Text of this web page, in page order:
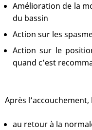
Amélioration de la
du bassin
Action sur les
Action sur le
quand c’est
Après
au retour à la